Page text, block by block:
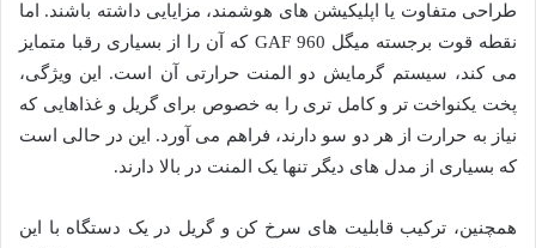
طراحی متفاوت یا اپلیکیشن های هوشمند، مزایایی داشته باشند. اما
نقطه قوت برجسته میگل GAF 960 که آن را از بسیاری رقبا متمایز
می کند، سیستم گرمایش دو المنت حرارتی آن است. این ویژگی،
پخت یکنواخت تر و کامل تری را به خصوص برای گریل و غذاهایی که
نیاز به حرارت از هر دو سو دارند، فراهم می آورد. این در حالی است
که بسیاری از مدل های دیگر تنها یک المنت در بالا دارند.
همچنین، ترکیب قابلیت های سرخ کن و گریل در یک دستگاه با این